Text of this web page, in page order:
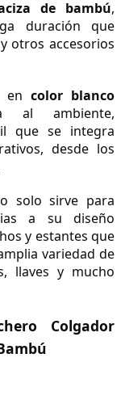
de bambú,
duración que
otros accesorios
en color blanco
al ambiente,
que se integra
desde los
solo sirve para
a su diseño
y estantes que
variedad de
llaves y mucho
Colgador